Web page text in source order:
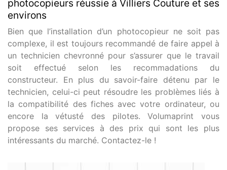
photocopieurs réussie à Villiers Couture et ses
environs
Bien que l’installation d’un photocopieur ne soit pas
complexe, il est toujours recommandé de faire appel à
un technicien chevronné pour s’assurer que le travail
soit effectué selon les recommadations du
constructeur. En plus du savoir-faire détenu par le
technicien, celui-ci peut résoudre les problèmes liés à
la compatibilité des fiches avec votre ordinateur, ou
encore la vétusté des pilotes. Volumaprint vous
propose ses services à des prix qui sont les plus
intéressants du marché. Contactez-le !